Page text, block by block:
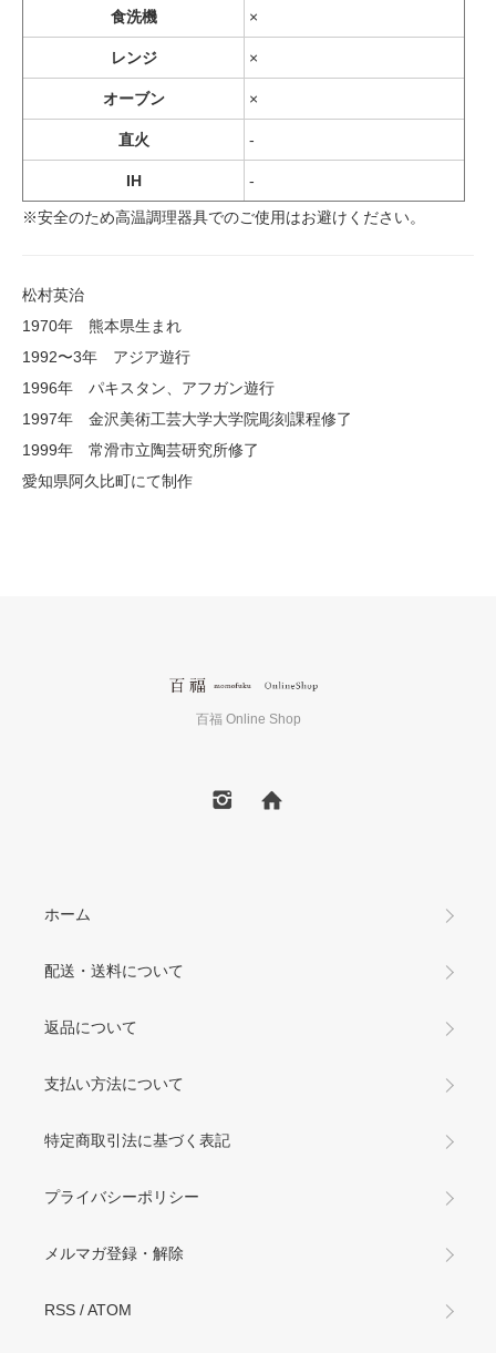
食洗機 ×
レンジ ×
オーブン ×
直火 -
IH -
※安全のため高温調理器具でのご使用はお避けください。
松村英治
1970年 熊本県生まれ
1992〜3年 アジア遊行
1996年 パキスタン、アフガン遊行
1997年 金沢美術工芸大学大学院彫刻課程修了
1999年 常滑市立陶芸研究所修了
愛知県阿久比町にて制作
百福 Online Shop
ホーム
配送・送料について
返品について
支払い方法について
特定商取引法に基づく表記
プライバシーポリシー
メルマガ登録・解除
RSS /ATOM